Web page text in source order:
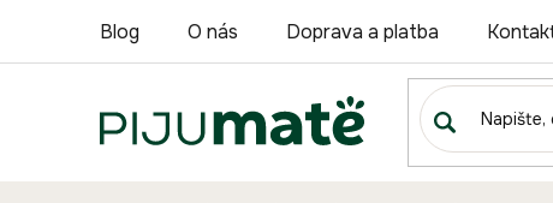
Blog O nás Doprava a platba